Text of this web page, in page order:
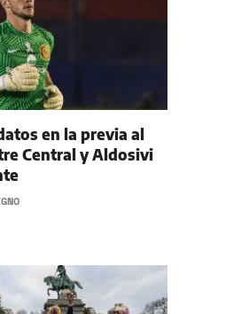
en la previa al
Central y Aldosivi